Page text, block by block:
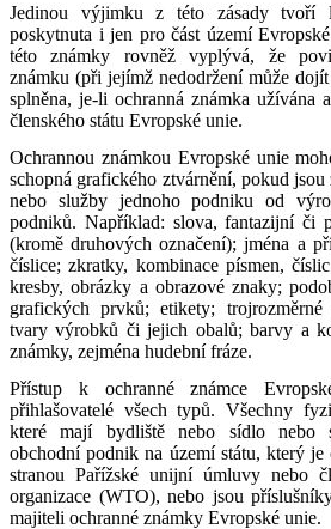
Jedinou výjimku z této zásady tvoří
poskytnuta i jen pro část území
této známky rovněž vyplývá, že
známku (při jejímž nedodržení může
splněna, je-li ochranná známka užívána
členského státu Evropské unie.
Ochrannou známkou Evropské unie
schopná grafického ztvárnění, pokud
nebo služby jednoho podniku od
podniků. Například: slova, fantazijní či
(kromě druhových označení); jména a
číslice; zkratky, kombinace písmen,
kresby, obrázky a obrazové znaky;
grafických prvků; etikety; trojrozměrné
tvary výrobků či jejich obalů; barvy a
známky, zejména hudební fráze.
Přístup k ochranné známce
přihlašovatelé všech typů. Všechny
které mají bydliště nebo sídlo nebo
obchodní podnik na území státu, který
stranou Pařížské unijní úmluvy nebo
organizace (WTO), nebo jsou
majiteli ochranné známky Evropské unie.